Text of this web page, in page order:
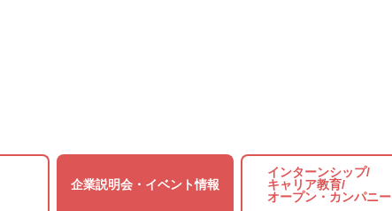
企業説明会・ イベント情報
インターンシップ/
キャリア教育/
オープン・カンパニー